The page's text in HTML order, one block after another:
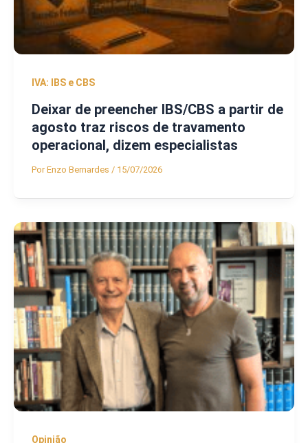
IVA: IBS e CBS
Deixar de preencher IBS/CBS a partir de
agosto traz riscos de travamento
operacional, dizem especialistas
PorEnzo Bernardes / 15/07/2026
Opinião